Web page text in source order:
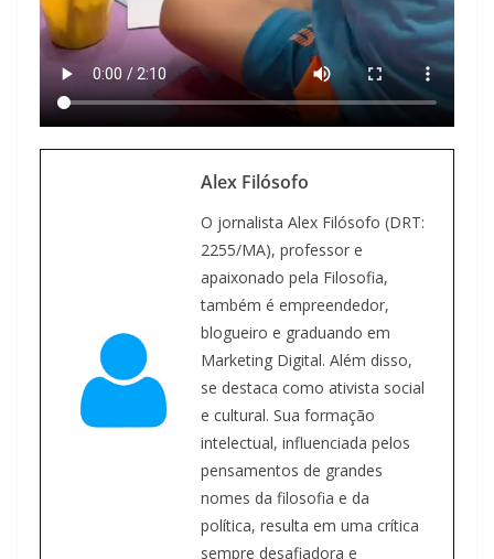
Alex Filósofo
O jornalista Alex Filósofo (DRT:
2255/MA), professor e
apaixonado pela Filosofia,
também é empreendedor,
blogueiro e graduando em
Marketing Digital. Além disso,
se destaca como ativista social
e cultural. Sua formação
intelectual, influenciada pelos
pensamentos de grandes
nomes da filosofia e da
política, resulta em uma crítica
sempre desafiadora e